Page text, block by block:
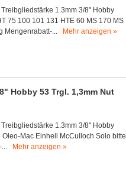
1.3mm 3/8" Hobby
75 100 101 131 HTE 60 MS 170 MS
Mengenrabatt-...
Mehr anzeigen »
Hobby 53 Trgl. 1,3mm Nut
1.3mm 3/8" Hobby
Mac Einhell McCulloch Solo bitte
...
Mehr anzeigen »